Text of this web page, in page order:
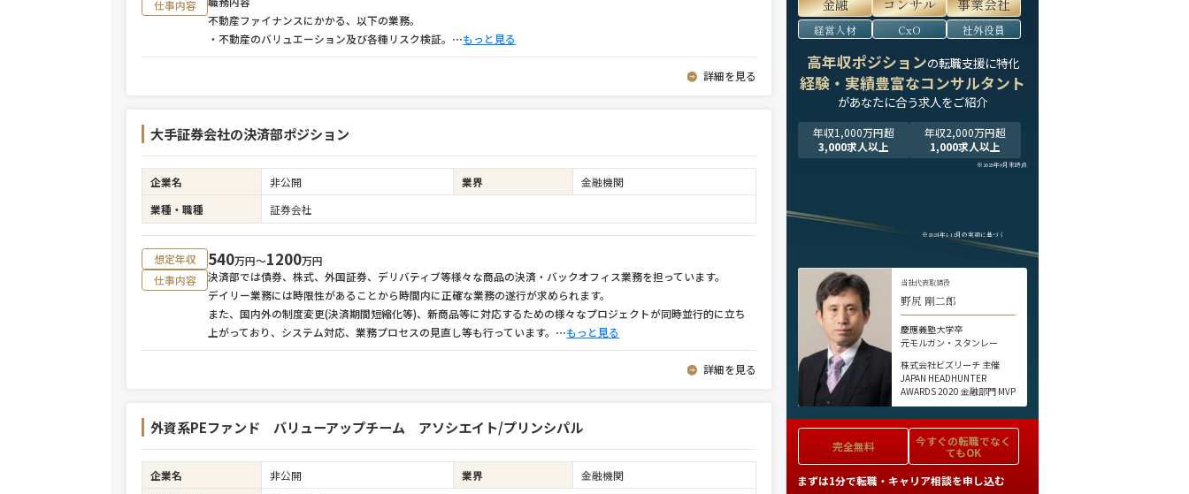
仕事内容
不動産ファイナンスにかかる、以下の業務。
・不動産のバリュエーション及び各種リスク検証。 ⋯もっと見る
詳細を見る
大手証券会社の決済部ポジション
企業名 非公開 業界
金融機関
業種・職種
証券会社
想定年収 540万円〜1200万円
仕事内容
決済部では債券、株式、外国証券、デリバティブ等様々な商品の決済・バックオフィス業務を担っています。
デイリー業務には時限性があることから時間内に正確な業務の遂行が求められます。
また、国内外の制度変更(決済期間短縮化等)、新商品等に対応するための様々なプロジェクトが同時並行的に立ち
上がっており、システム対応、業務プロセスの見直し等も行っています。 ⋯もっと見る
詳細を見る
外資系PEファンド バリューアップチーム アソシエイト/プリンシパル
企業名 非公開 業界
金融機関
経営人材 CxO 社外役員
高年収ポジションの転職支援に特化
経験・実績豊富なコンサルタント
があなたに合う求人をご紹介
年収1,000万円超
3,000求人以上
年収2,000万円超
1,000求人以上
※2025年9月末時点
※2024年1-12月の実績に基づく
当社代表取締役
野尻 剛二郎
慶應義塾大学卒
元モルガン・スタンレー
株式会社ビズリーチ 主催
JAPAN HEADHUNTER
AWARDS 2020 金融部門 MVP
完全無料 今すぐの転職でなく
てもOK
まずは1分で転職・キャリア相談を申し込む